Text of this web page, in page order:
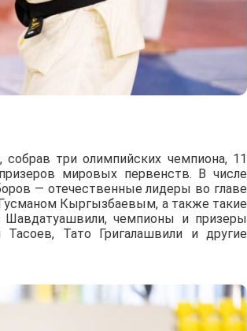
три олимпийских чемпиона, 11
мировых первенств. В числе
— отечественные лидеры во главе
Кыргызбаевым, а также такие
чемпионы и призеры
Тато Григалашвили и другие